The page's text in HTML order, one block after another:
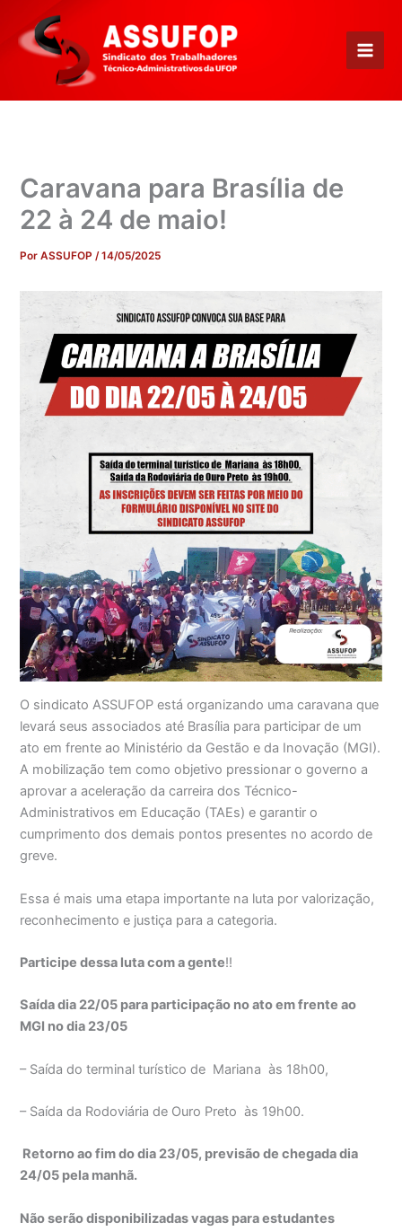
para
conteúdo
Caravana para Brasília de
22 à 24 de maio!
PorASSUFOP/14/05/2025
O sindicato ASSUFOP está organizando uma caravana que
levará seus associados até Brasília para participar de um
ato em frente ao Ministério da Gestão e da Inovação (MGI).
A mobilização tem como objetivo pressionar o governo a
aprovar a aceleração da carreira dos Técnico-
Administrativos em Educação (TAEs) e garantir o
cumprimento dos demais pontos presentes no acordo de
greve.
Essa é mais uma etapa importante na luta por valorização,
reconhecimento e justiça para a categoria.
Participe dessa luta com a gente!!
Saída dia 22/05 para participação no ato em frente ao
MGI no dia 23/05
– Saída do terminal turístico de Mariana às 18h00,
– Saída da Rodoviária de Ouro Preto às 19h00.
Retorno ao fim do dia 23/05, previsão de chegada dia
24/05 pela manhã.
Não serão disponibilizadas vagas para estudantes